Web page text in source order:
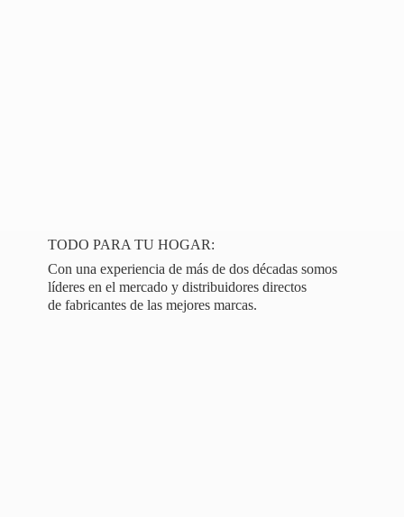
TODO PARA TU HOGAR:
Con una experiencia de más de dos décadas somos
líderes en el mercado y distribuidores directos
de fabricantes de las mejores marcas.